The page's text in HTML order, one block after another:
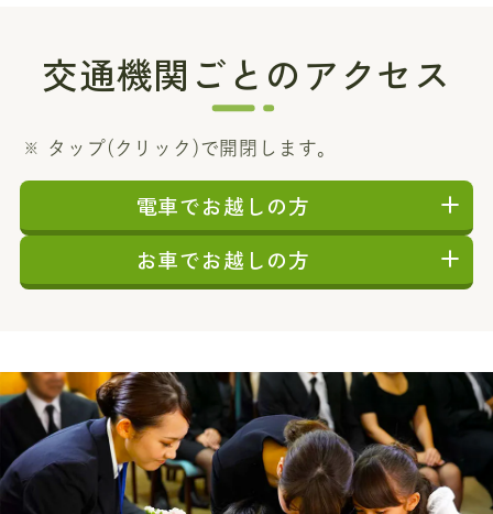
交通機関ごとのアクセス
タップ(クリック)で開閉します。
電車でお越しの方
お車でお越しの方